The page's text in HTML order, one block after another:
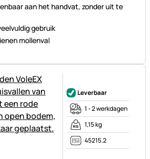
aan het handvat, zonder uit te
gebruik
mollenval
Leverbaar
1 - 2 werkdagen
1,15 kg
45215.2